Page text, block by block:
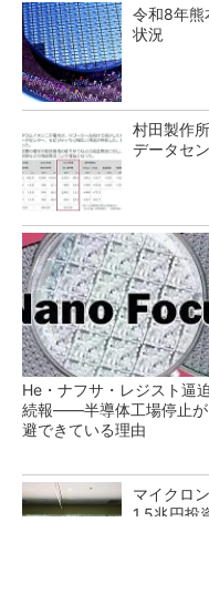
令和8年熊
状況
村田製作
データセ
He・ナフサ・レジスト逼
続報――半導体工場停止が
避できている理由
マイクロ
1.5兆円投